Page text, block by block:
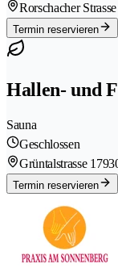
Rorschacher
Termin reservieren
Hallen- und
Sauna
Geschlossen
Grüntalstrasse 17
Termin reservieren